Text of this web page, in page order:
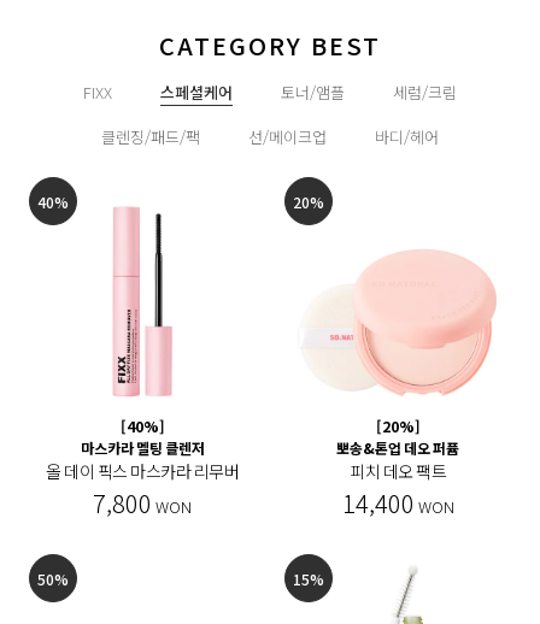
CATEGORY BEST
FIXX 스페셜케어 토너/앰플
세럼/크림
클렌징/패드/팩
선/메이크업 바디/헤어
40%
[40%]
마스카라 멜팅 클렌저
올 데이 픽스 마스카라 리무버
7,800 WON
20%
[20%]
뽀송&톤업 데오 퍼퓸
피치 데오 팩트
14,400 WON
50% 15%